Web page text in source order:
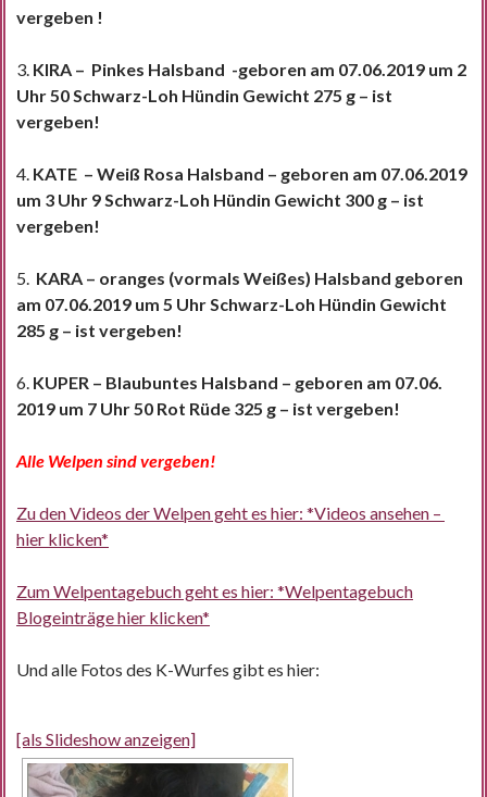
vergeben !
3. KIRA – Pinkes Halsband -geboren am 07.06.2019 um 2
Uhr 50 Schwarz-Loh Hündin Gewicht 275 g – ist
vergeben!
4. KATE – Weiß Rosa Halsband – geboren am 07.06.2019
um 3 Uhr 9 Schwarz-Loh Hündin Gewicht 300 g – ist
vergeben!
5. KARA – oranges (vormals Weißes) Halsband geboren
am 07.06.2019 um 5 Uhr Schwarz-Loh Hündin Gewicht
285 g – ist vergeben!
6. KUPER – Blaubuntes Halsband – geboren am 07.06.
2019 um 7 Uhr 50 Rot Rüde 325 g – ist vergeben!
Alle Welpen sind vergeben!
Zu den Videos der Welpen geht es hier: *Videos ansehen –
hier klicken*
Zum Welpentagebuch geht es hier: *Welpentagebuch
Blogeinträge hier klicken*
Und alle Fotos des K-Wurfes gibt es hier:
[als Slideshow anzeigen]